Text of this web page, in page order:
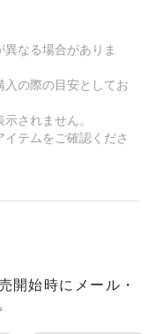
なる場合がありま
の際の目安としてお
されません。
テムをご確認くださ
開始時にメール・